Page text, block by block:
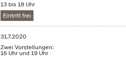
13 bis 18 Uhr
Eintritt frei
31.7.2020
Zwei Vorstellungen:
16 Uhr und 19 Uhr